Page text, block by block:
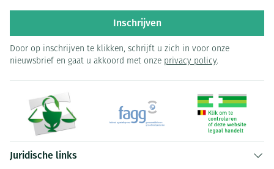
Inschrijven
Door op inschrijven te klikken, schrijft u zich in voor onze
nieuwsbrief en gaat u akkoord met onze privacy policy.
Juridische links